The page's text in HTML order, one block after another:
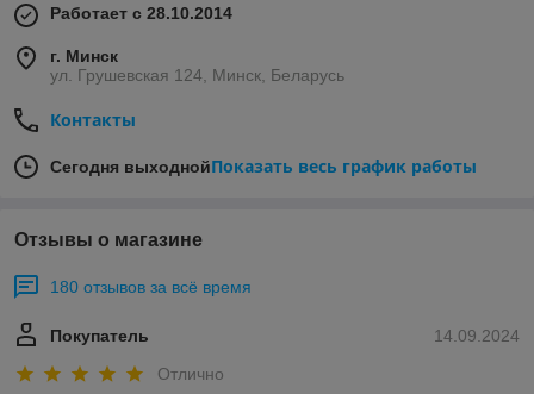
Работает с 28.10.2014
г. Минск
ул. Грушевская 124, Минск, Беларусь
Контакты
Сегодня выходнойПоказать весь график работы
Отзывы о магазине
180 отзывов за всё время
14.09.2024
Покупатель
Отлично